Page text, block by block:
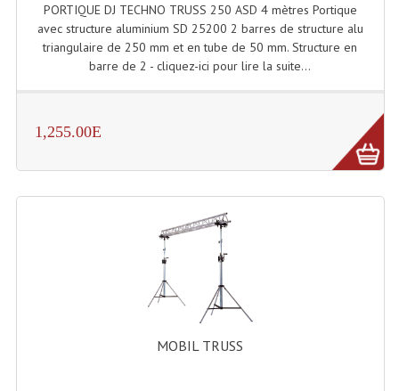
PLAN ACCES, LES HORAIRES
CRÉER UN COMPTE
PORTIQUE DJ TECHNO TRUSS 250 ASD 4 mètres Portique
avec structure aluminium SD 25200 2 barres de structure alu
triangulaire de 250 mm et en tube de 50 mm. Structure en
barre de 2 - cliquez-ici pour lire la suite...
1,255.00E
MOBIL TRUSS